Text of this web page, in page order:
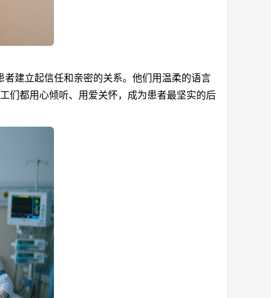
建立起信任和亲密的关系。他们用温柔的语言
们都用心倾听、用爱关怀，成为患者最坚实的后